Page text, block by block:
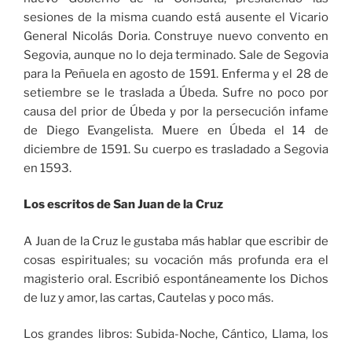
sesiones de la misma cuando está ausente el Vicario
General Nicolás Doria. Construye nuevo convento en
Segovia, aunque no lo deja terminado. Sale de Segovia
para la Peñuela en agosto de 1591. Enferma y el 28 de
setiembre se le traslada a Úbeda. Sufre no poco por
causa del prior de Úbeda y por la persecución infame
de Diego Evangelista. Muere en Úbeda el 14 de
diciembre de 1591. Su cuerpo es trasladado a Segovia
en 1593.
Los escritos de San Juan de la Cruz
A Juan de la Cruz le gustaba más hablar que escribir de
cosas espirituales; su vocación más profunda era el
magisterio oral. Escribió espontáneamente los Dichos
de luz y amor, las cartas, Cautelas y poco más.
Los grandes libros: Subida-Noche, Cántico, Llama, los